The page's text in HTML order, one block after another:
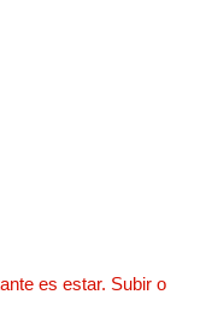
es estar. Subir o